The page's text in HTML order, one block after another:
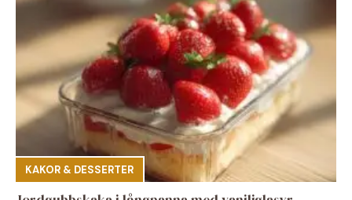
KAKOR & DESSERTER